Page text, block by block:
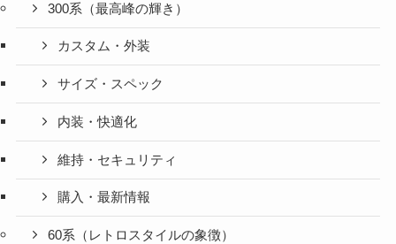
300系（最高峰の輝き）
カスタム・外装
サイズ・スペック
内装・快適化
維持・セキュリティ
購入・最新情報
60系（レトロスタイルの象徴）